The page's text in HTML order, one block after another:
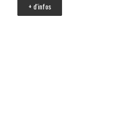
+ d'infos